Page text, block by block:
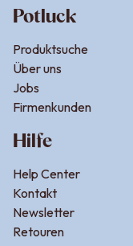
Potluck
Produktsuche
Über uns
Jobs
Firmenkunden
Hilfe
Help Center
Kontakt
Newsletter
Retouren